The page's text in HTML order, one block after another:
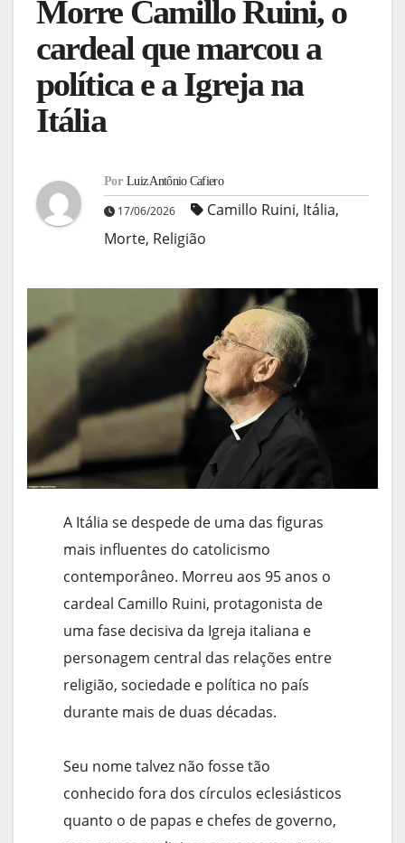
Morre Camillo Ruini, o
cardeal que marcou a
política e a Igreja na
Itália
Por Luiz Antônio Cafiero
17/06/2026 Camillo Ruini, Itália,
Morte, Religião
A Itália se despede de uma das figuras
mais influentes do catolicismo
contemporâneo. Morreu aos 95 anos o
cardeal Camillo Ruini, protagonista de
uma fase decisiva da Igreja italiana e
personagem central das relações entre
religião, sociedade e política no país
durante mais de duas décadas.
Seu nome talvez não fosse tão
conhecido fora dos círculos eclesiásticos
quanto o de papas e chefes de governo,